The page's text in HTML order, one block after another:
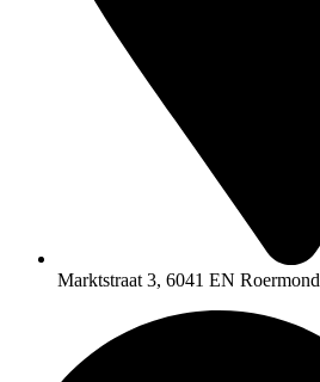
Marktstraat 3, 6041 EN Roermond